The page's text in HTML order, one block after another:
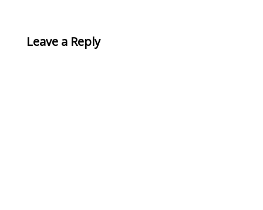
Leave a Reply